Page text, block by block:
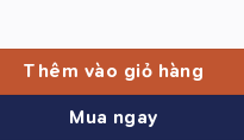
VR-CT002 Hộp Da số lượng
Thêm vào giỏ hàng
Mua ngay